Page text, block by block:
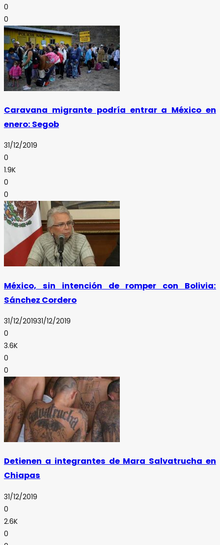
0
0
Caravana migrante podría entrar a México en
enero: Segob
31/12/2019
0
1.9K
0
0
México, sin intención de romper con Bolivia:
Sánchez Cordero
31/12/201931/12/2019
0
3.6K
0
0
Detienen a integrantes de Mara Salvatrucha en
Chiapas
31/12/2019
0
2.6K
0